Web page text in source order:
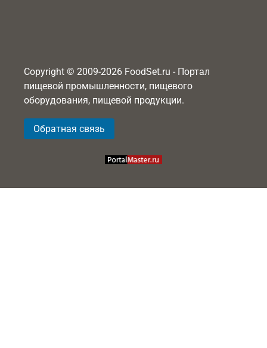
Copyright © 2009-2026 FoodSet.ru - Портал
пищевой промышленности, пищевого
оборудования, пищевой продукции.
Обратная связь